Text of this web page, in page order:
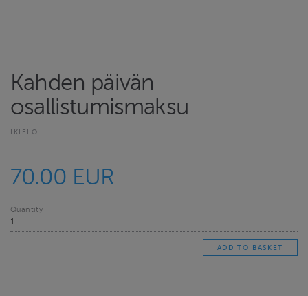
Kahden päivän
osallistumismaksu
IKIELO
70.00 EUR
Quantity